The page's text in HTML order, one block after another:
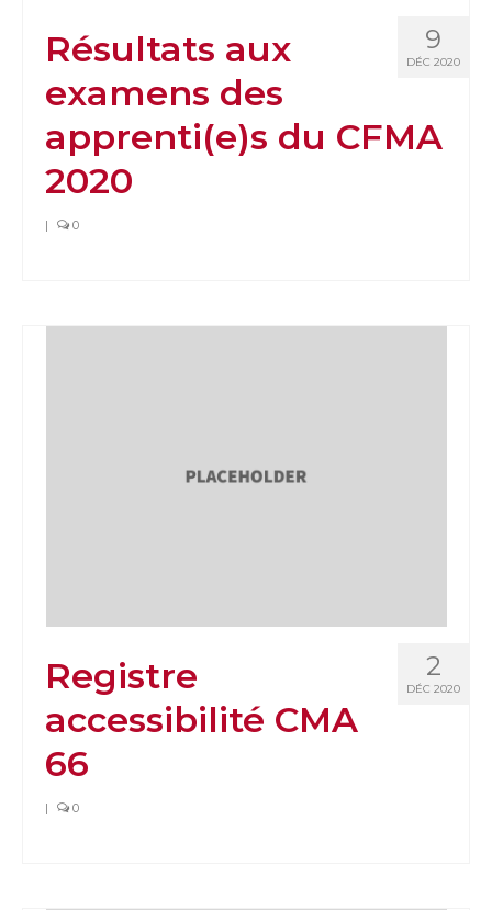
9
DÉC 2020
Résultats aux
examens des
apprenti(e)s du CFMA
2020
| 0
2
DÉC 2020
Registre
accessibilité CMA
66
| 0